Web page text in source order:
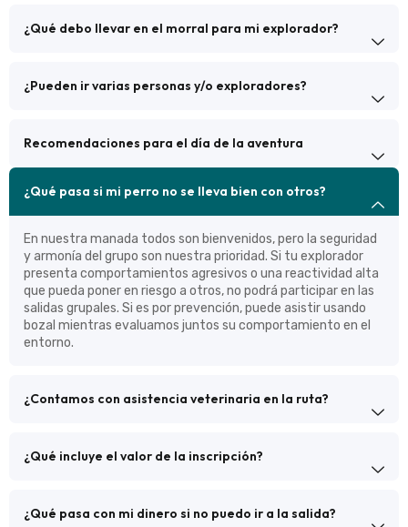
¿Qué debo llevar en el morral para mi explorador?
¿Pueden ir varias personas y/o exploradores?
Recomendaciones para el día de la aventura
¿Qué pasa si mi perro no se lleva bien con otros?
En nuestra manada todos son bienvenidos, pero la seguridad
y armonía del grupo son nuestra prioridad. Si tu explorador
presenta comportamientos agresivos o una reactividad alta
que pueda poner en riesgo a otros, no podrá participar en las
salidas grupales. Si es por prevención, puede asistir usando
bozal mientras evaluamos juntos su comportamiento en el
entorno.
¿Contamos con asistencia veterinaria en la ruta?
¿Qué incluye el valor de la inscripción?
¿Qué pasa con mi dinero si no puedo ir a la salida?